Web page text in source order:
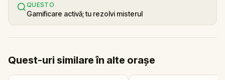
QUESTO
Gamificare activă; tu rezolvi misterul
Quest-uri similare în alte orașe